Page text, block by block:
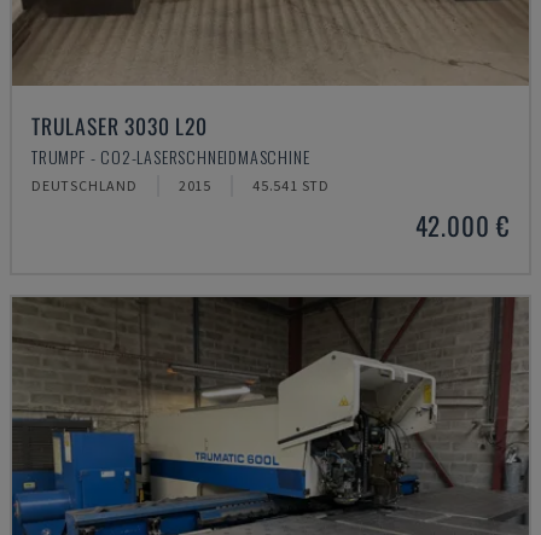
TRULASER 3030 L20
TRUMPF - CO2-LASERSCHNEIDMASCHINE
DEUTSCHLAND 2015 45.541 STD
42.000 €